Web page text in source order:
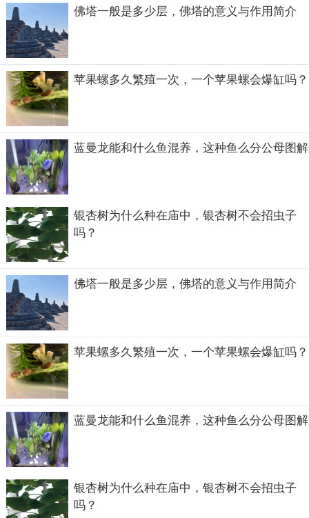
佛塔一般是多少层，佛塔的意义与作用简介
苹果螺多久繁殖一次，一个苹果螺会爆缸吗？
蓝曼龙能和什么鱼混养，这种鱼么分公母图解
银杏树为什么种在庙中，银杏树不会招虫子
吗？
佛塔一般是多少层，佛塔的意义与作用简介
苹果螺多久繁殖一次，一个苹果螺会爆缸吗？
蓝曼龙能和什么鱼混养，这种鱼么分公母图解
银杏树为什么种在庙中，银杏树不会招虫子
吗？